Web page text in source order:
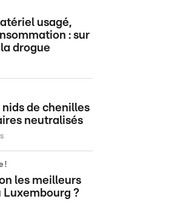
usagé,
: sur
drogue
nids de chenilles
neutralisés
!
les meilleurs
Luxembourg ?